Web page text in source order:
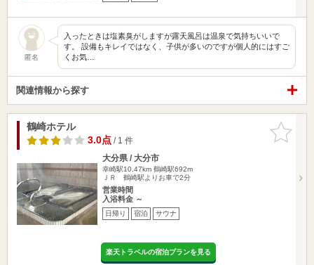
匿名
入ったときは塩素臭がしますが露天風呂は温泉で気持ちいいで
す。 設備もキレイではなく、子供が多いのですが個人的にはすご
くお気…
関連情報から探す
お気に入
りに追加
鶴崎ホテル
3.0点/ 1 件
大分県 / 大分市
幸崎駅10.47km 鶴崎駅692m
ＪＲ 鶴崎駅よりお車で2分
営業時間
入浴料金 ～
日帰り 宿泊 サウナ
楽天トラベルの宿泊プランを見る